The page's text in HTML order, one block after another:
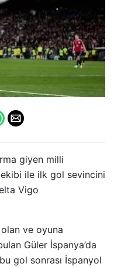
giyen milli
ile ilk gol sevincini
Vigo
ve oyuna
Güler İspanya’da
gol sonrası İspanyol